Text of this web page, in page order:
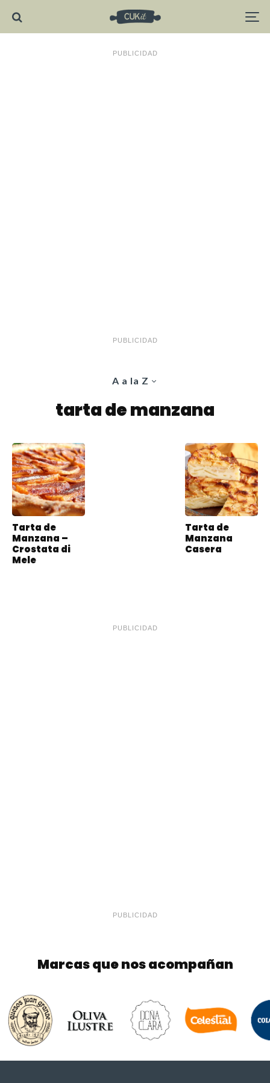
PUBLICIDAD
PUBLICIDAD
A a la Z
tarta de manzana
Tarta de
Manzana –
Crostata di
Mele
Tarta de
Manzana
Casera
PUBLICIDAD
PUBLICIDAD
Marcas que nos acompañan